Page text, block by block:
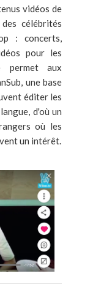
vidéos de
célébrités
: concerts,
pour les
permet aux
une base
éditer les
d'où un
où les
un intérêt.